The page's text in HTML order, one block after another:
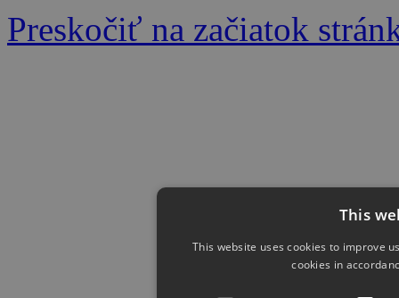
Preskočiť na začiatok
This
This website uses cookies to improve
cookies in